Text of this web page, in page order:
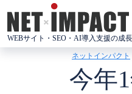
テWEBサイト・SEO・AI導入支援の成
ネットインパクト
今年